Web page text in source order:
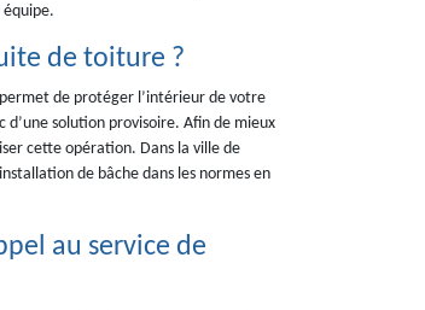
équipe.
de toiture ?
de protéger l’intérieur de votre
solution provisoire. Afin de mieux
cette opération. Dans la ville de
de bâche dans les normes en
au service de